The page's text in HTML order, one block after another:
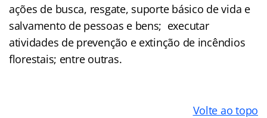
ações de busca, resgate, suporte básico de vida e
salvamento de pessoas e bens; executar
atividades de prevenção e extinção de incêndios
florestais; entre outras.
Volte ao topo